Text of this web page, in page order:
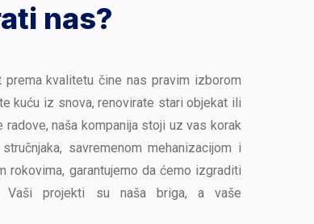
nas?
kvalitetu čine nas pravim izborom
kuću iz snova, renovirate stari objekat ili
naša kompanija stoji uz vas korak
savremenom mehanizacijom i
rokovima, garantujemo da ćemo izgraditi
Vaši projekti su naša briga, a vaše